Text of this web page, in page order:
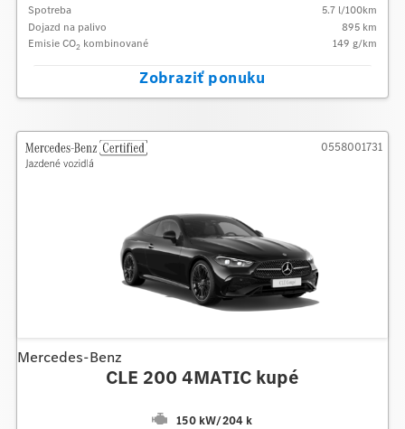
Spotreba 5.7 l/100km
Dojazd na palivo
895 km
Emisie CO2 kombinované 149 g/km
Zobraziť ponuku
Mercedes-Benz
CLE 200 4MATIC kupé
150 kW/204 k
0558001731